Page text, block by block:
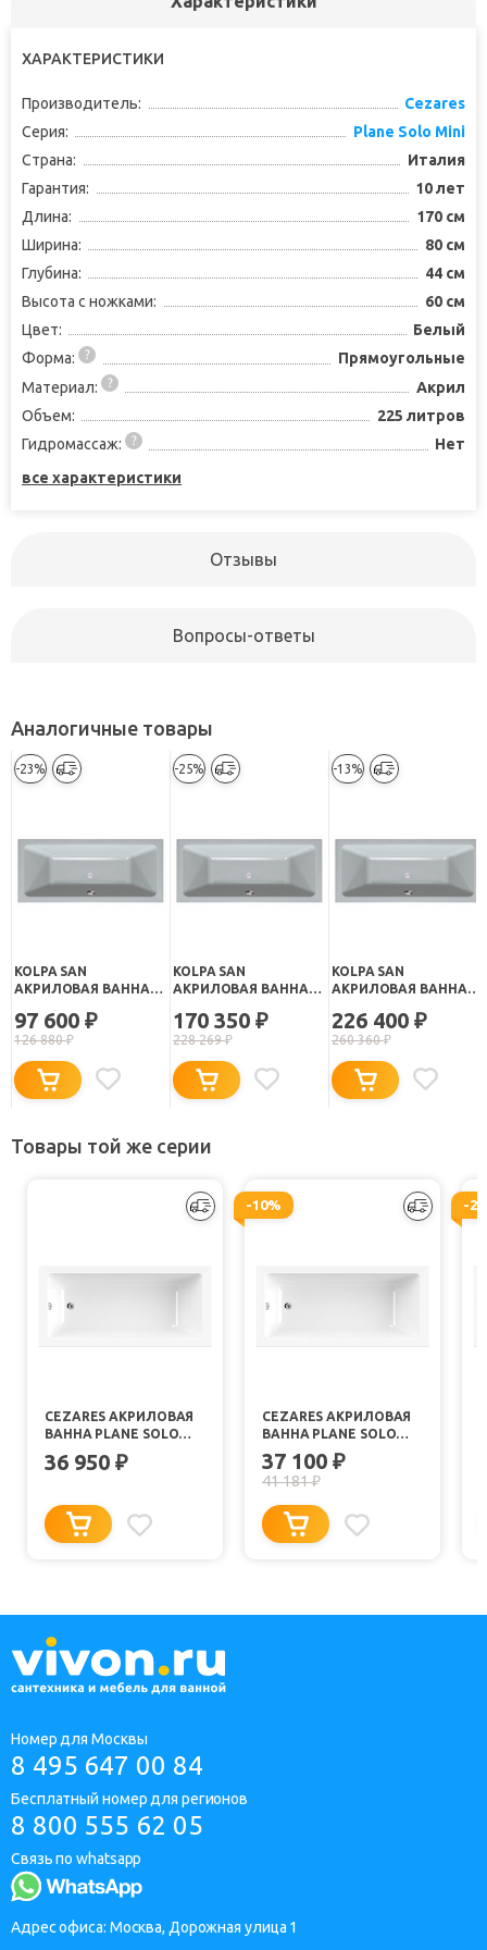
ХАРАКТЕРИСТИКИ
Производитель:
Cezares
Серия:
Plane Solo Mini
Страна:
Италия
Гарантия:
10 лет
Длина:
170 см
Ширина:
80 см
Глубина:
44 см
Высота с ножками:
60 см
Цвет:
Белый
Форма:
Прямоугольные
Материал:
Акрил
Объем:
225 литров
Гидромассаж:
Нет
все характеристики
Отзывы
Вопросы-ответы
Аналогичные товары
-23%
KOLPA SAN
АКРИЛОВАЯ ВАННА
97 600 ₽
126 880₽
-25%
KOLPA SAN
АКРИЛОВАЯ ВАННА
170X80
170 350 ₽
228 269₽
-13%
KOLPA SAN
АКРИЛОВАЯ ВАННА
170X80
226 400 ₽
260 360₽
Товары той же серии
CEZARES АКРИЛОВАЯ
ВАННА PLANE SOLO
MINI 150X70
36 950 ₽
-10%
CEZARES АКРИЛОВАЯ
ВАННА PLANE SOLO
MINI 160X70
37 100 ₽
41 181₽
-
Номер для Москвы
8 495 647 00 84
Бесплатный номер для регионов
8 800 555 62 05
Связь по whatsapp
Адрес офиса: Москва, Дорожная улица 1